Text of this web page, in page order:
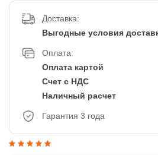
Доставка:
Выгодные условия
Оплата:
Оплата картой
Счет с НДС
Наличный расчет
Гарантия 3 года